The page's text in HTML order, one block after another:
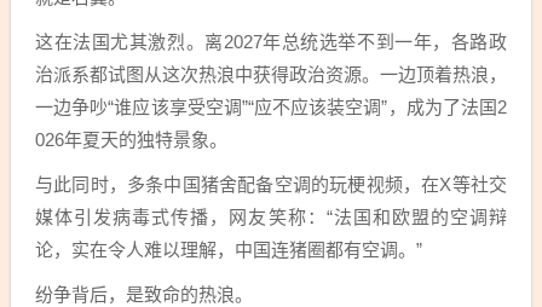
这在法国尤其激烈。离2027年总统选举不到一年，各路政
治派系都试图从这次热浪中获得政治资源。一边顶着热浪，
一边争吵“谁应该享受空调”“应不应该装空调”，成为了法国2
026年夏天的独特景象。
与此同时，多条中国猪舍配备空调的玩梗视频，在X等社交
媒体引发病毒式传播，网友笑称：“法国和欧盟的空调辩
论，实在令人难以理解，中国连猪圈都有空调。”
纷争背后，是致命的热浪。